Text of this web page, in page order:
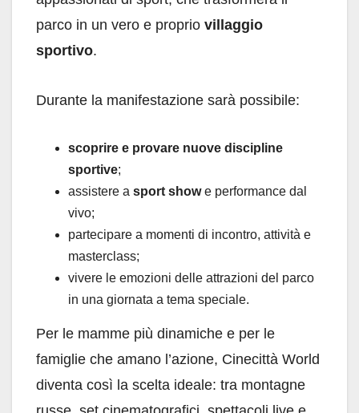
parco in un vero e proprio villaggio
sportivo.
Durante la manifestazione sarà possibile:
scoprire e provare nuove discipline
sportive;
assistere a sport showe performance dal
vivo;
partecipare a momenti di incontro, attività e
masterclass;
vivere le emozioni delle attrazioni del parco
in una giornata a tema speciale.
Per le mamme più dinamiche e per le
famiglie che amano l’azione, Cinecittà World
diventa così la scelta ideale: tra montagne